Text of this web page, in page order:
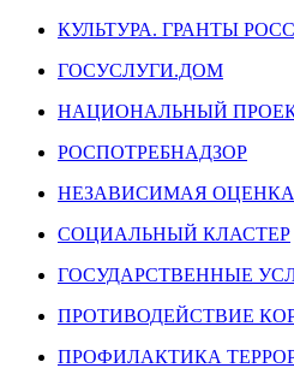
КУЛЬТУРА. ГРАНТЫ
ГОСУСЛУГИ.ДОМ
НАЦИОНАЛЬНЫЙ
РОСПОТРЕБНАДЗОР
НЕЗАВИСИМАЯ ОЦЕНКА
СОЦИАЛЬНЫЙ КЛАСТЕР
ГОСУДАРСТВЕННЫЕ
ПРОТИВОДЕЙСТВИЕ
ПРОФИЛАКТИКА